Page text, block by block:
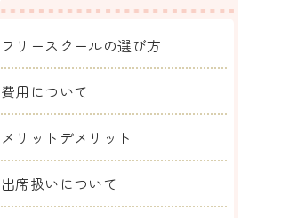
フリースクールの選び方
費用について
メリットデメリット
出席扱いについて